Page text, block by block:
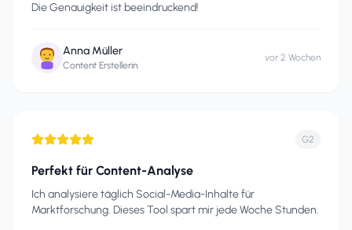
Die Genauigkeit ist beeindruckend!
Anna Müller
Content Erstellerin
vor 2 Wochen
G2
Perfekt für Content-Analyse
Ich analysiere täglich Social-Media-Inhalte für
Marktforschung. Dieses Tool spart mir jede Woche Stunden.